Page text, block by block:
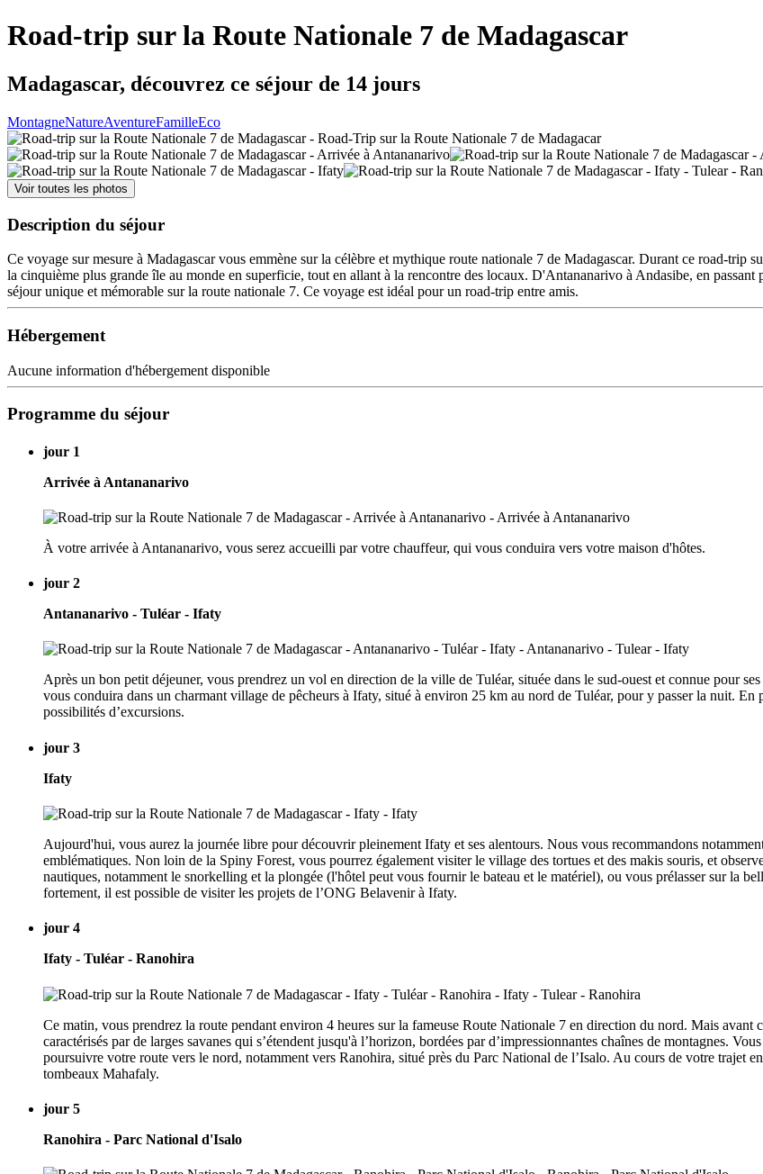
Road-trip sur la Route Nationale 7 de Madagascar
Madagascar, découvrez ce séjour de 14 jours
MontagneNatureAventureFamilleEco
Voir toutes les photos
Description du séjour
Ce voyage sur mesure à Madagascar vous emmène sur la célèbre et mythique route nationale 7 de Madagascar. Durant ce road-
la cinquième plus grande île au monde en superficie, tout en allant à la rencontre des locaux. D'Antananarivo à Andasibe, en
séjour unique et mémorable sur la route nationale 7. Ce voyage est idéal pour un road-trip entre amis.
Hébergement
Aucune information d'hébergement disponible
Programme du séjour
jour 1
Arrivée à Antananarivo
À votre arrivée à Antananarivo, vous serez accueilli par votre chauffeur, qui vous conduira vers votre maison d'hôtes.
jour 2
Antananarivo - Tuléar - Ifaty
Après un bon petit déjeuner, vous prendrez un vol en direction de la ville de Tuléar, située dans le sud-ouest et connue pour
vous conduira dans un charmant village de pêcheurs à Ifaty, situé à environ 25 km au nord de Tuléar, pour y passer la nuit.
possibilités d’excursions.
jour 3
Ifaty
Aujourd'hui, vous aurez la journée libre pour découvrir pleinement Ifaty et ses alentours. Nous vous recommandons
emblématiques. Non loin de la Spiny Forest, vous pourrez également visiter le village des tortues et des makis souris, et
nautiques, notamment le snorkelling et la plongée (l'hôtel peut vous fournir le bateau et le matériel), ou vous prélasser sur la
fortement, il est possible de visiter les projets de l’ONG Belavenir à Ifaty.
jour 4
Ifaty - Tuléar - Ranohira
Ce matin, vous prendrez la route pendant environ 4 heures sur la fameuse Route Nationale 7 en direction du nord. Mais avant
caractérisés par de larges savanes qui s’étendent jusqu'à l’horizon, bordées par d’impressionnantes chaînes de montagnes.
poursuivre votre route vers le nord, notamment vers Ranohira, situé près du Parc National de l’Isalo. Au cours de votre trajet
tombeaux Mahafaly.
jour 5
Ranohira - Parc National d'Isalo